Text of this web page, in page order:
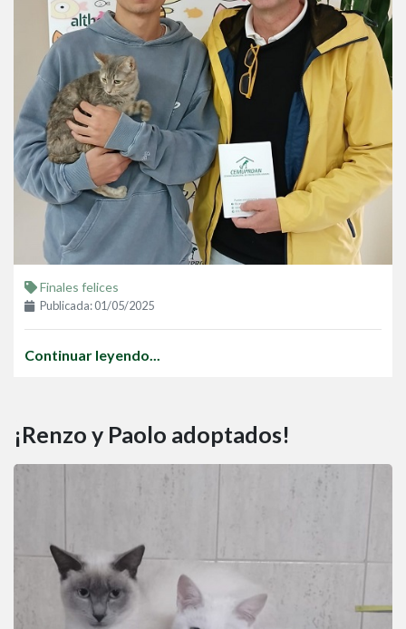
Finales felices
Publicada: 01/05/2025
Continuar leyendo...
¡Renzo y Paolo adoptados!